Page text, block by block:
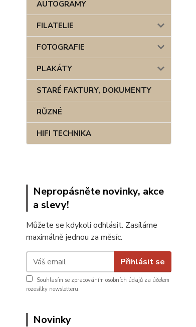
AUTOGRAMY
FILATELIE
FOTOGRAFIE
PLAKÁTY
STARÉ FAKTURY, DOKUMENTY
RŮZNÉ
HIFI TECHNIKA
Nepropásněte novinky, akce
a slevy!
Můžete se kdykoli odhlásit. Zasíláme
maximálně jednou za měsíc.
Přihlásit se
Souhlasím se zpracováním osobních údajů za účelem
rozesílky newsletteru.
Novinky